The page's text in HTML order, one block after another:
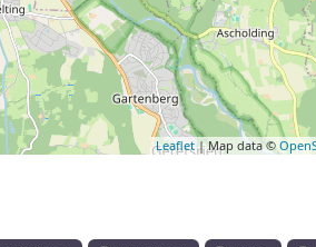
Leaflet| Map data ©